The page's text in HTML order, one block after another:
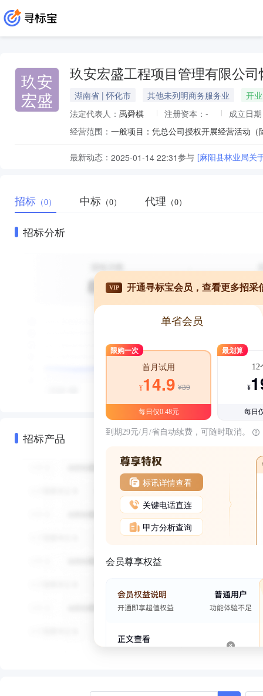
玖安
宏盛
玖安宏盛工程项目管理有限公司
湖南省 | 怀化市 其他未列明商务服务业
开业
法定代表人： 禹舜棋 注册资本： -
成立日
经营范围： 一般项目：凭总公司授权开展经营活动
最新动态： 2025-01-14 22:31参与 [麻阳县林业局关
招标 （0） 中标 （0） 代理 （0）
招标分析
招标产品
VIP 开通寻标宝会员，查看更多招采
单省会员
限购一次
首月试用
¥14.9 ¥39
每日仅0.48元
最划算
12
¥
每日
到期29元/月/省自动续费，可随时取消。
标讯详情查看
关键电话直连
甲方分析查询
会员尊享权益